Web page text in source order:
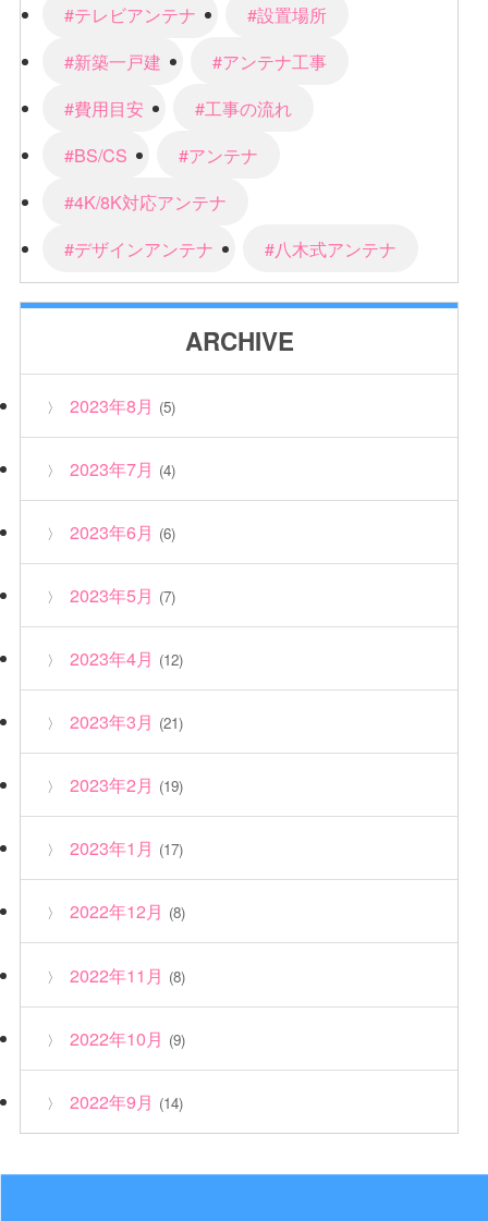
#テレビアンテナ
#設置場所
#新築一戸建
#アンテナ工事
#費用目安
#工事の流れ
#BS/CS
#アンテナ
#4K/8K対応アンテナ
#デザインアンテナ
#八木式アンテナ
ARCHIVE
2023年8月 (5)
2023年7月 (4)
2023年6月 (6)
2023年5月 (7)
2023年4月 (12)
2023年3月 (21)
2023年2月 (19)
2023年1月 (17)
2022年12月 (8)
2022年11月 (8)
2022年10月 (9)
2022年9月 (14)